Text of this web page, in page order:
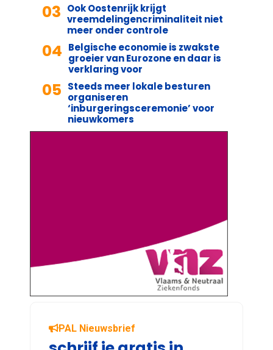
03 Ook Oostenrijk krijgt
vreemdelingencriminaliteit niet
meer onder controle
04 Belgische economie is zwakste
groeier van Eurozone en daar is
verklaring voor
05 Steeds meer lokale besturen
organiseren
‘inburgeringsceremonie’ voor
nieuwkomers
PAL Nieuwsbrief